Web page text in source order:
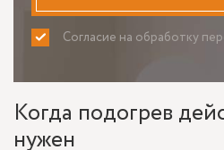
Согласие на обработку
ПРИНИМАЮ НЕ
Когда подогрев
нужен